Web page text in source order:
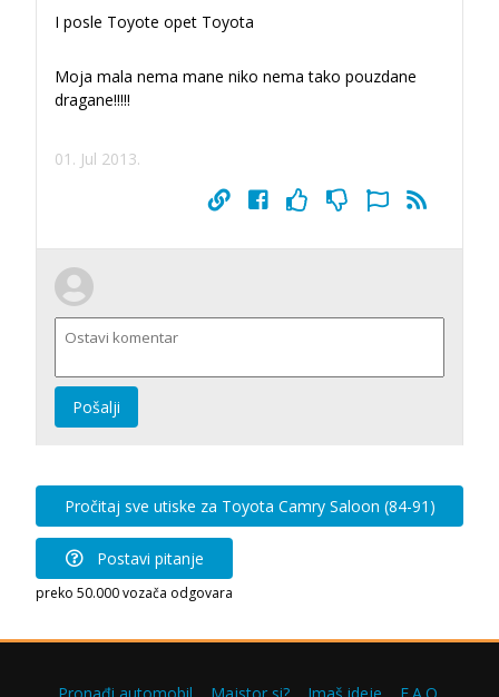
I posle Toyote opet Toyota
Moja mala nema mane niko nema tako pouzdane
dragane!!!!!
01. Jul 2013.
Pošalji
Pročitaj sve utiske za Toyota Camry Saloon (84-91)
Postavi pitanje
preko 50.000 vozača odgovara